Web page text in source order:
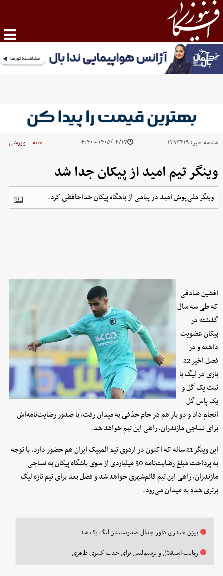
شناسه خبر:۱۳۹۳۴۱۹ ۱۴۰۵/۰۴/۱۷ - ۰۴:۴۰ خانه | ورزشی
وینگر تیم امید از پیکان جدا شد
وینگر ملی‌پوش امید در پیامی از باشگاه پیکان خداحافظی کرد.
افشین صادقی
که طی سه سال
گذشته در
پیکان عضویت
داشته و در
فصل اخیر 22
بازی در لیگ با
ثبت یک گل و
یک پاس گل
انجام داد و دو بار هم در جام حذفی به میدان رفت، با صدور رضایت‌نامه‌اش
برای نساجی مازندران، راهی این تیم خواهد شد.
این وینگر 21 ساله که اکنون در اردوی تیم المپیک ایران هم حضور دارد، با توجه
به پرداخت مبلغ رضایت‌نامه 30 میلیاردی از سوی باشگاه پیکان به نساجی
مازندران، راهی این تیم قائم‌شهری خواهد شد و فصل بعد برای تیم تازه لیگ
برتری شده به میدان می‌رود.
بیژن حیدری داور جدال صدرنشینان لیگ یک شد
رقابت استقلال و پرسپولیس برای جذب کسری طاهری